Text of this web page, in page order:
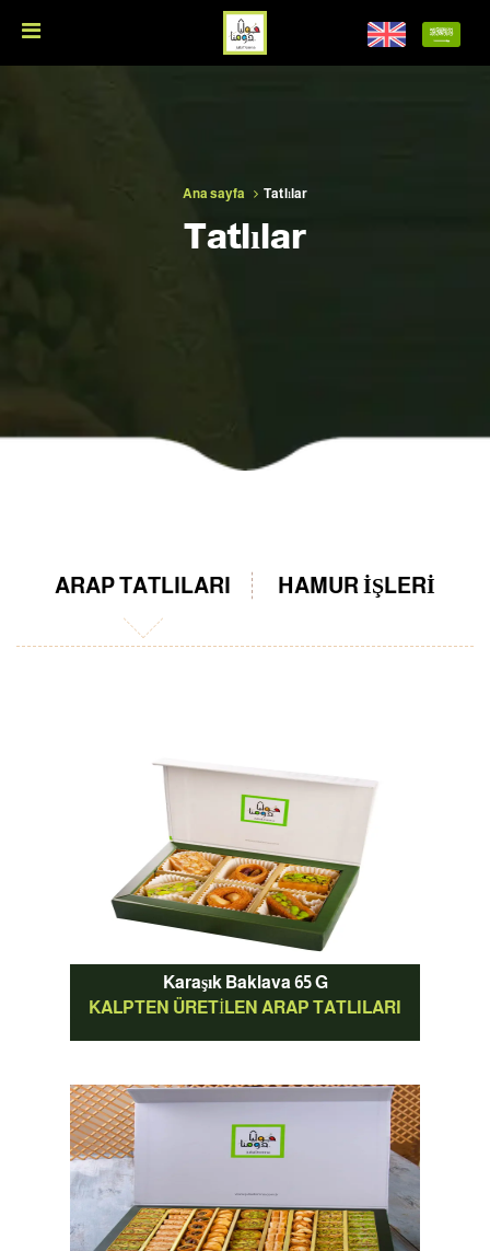
Ana sayfa Tatlılar
Tatlılar
ARAP TATLILARI HAMUR IŞLERI
Karaşık Baklava 65 G
KALPTEN ÜRETILEN ARAP TATLILARI